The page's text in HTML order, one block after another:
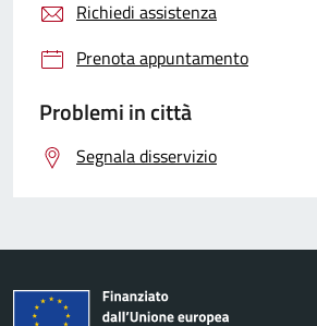
Richiedi assistenza
Prenota appuntamento
Problemi in città
Segnala disservizio